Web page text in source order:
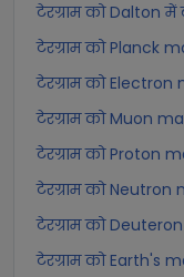
टेरग्राम को Dalton
टेरग्राम को Planck
टेरग्राम को
टेरग्राम को Muon
टेरग्राम को Proton
टेरग्राम को
टेरग्राम को
टेरग्राम को Earth's